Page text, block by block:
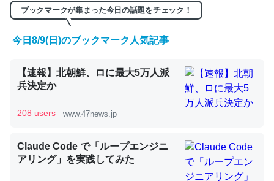
くらい。小説でいう「ずっと前の伏線」は回収されないけ
ど、短期記憶というには多い分量。進化すればするほど分
かりやすく強くなりそう
ブックマークが集まった今日の話題をチェック！
今日8/9(日)のブックマーク人気記事
【速報】北朝鮮、ロに最大5万人派
兵決定か
208 users www.47news.jp
Claude Code で「ループエンジニ
アリング」を実践してみた